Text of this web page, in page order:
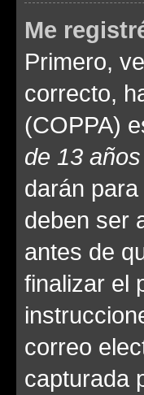
Me
Primero,
correcto,
(COPPA)
de 13 años
darán
deben ser
antes de
finalizar el
correo
capturada